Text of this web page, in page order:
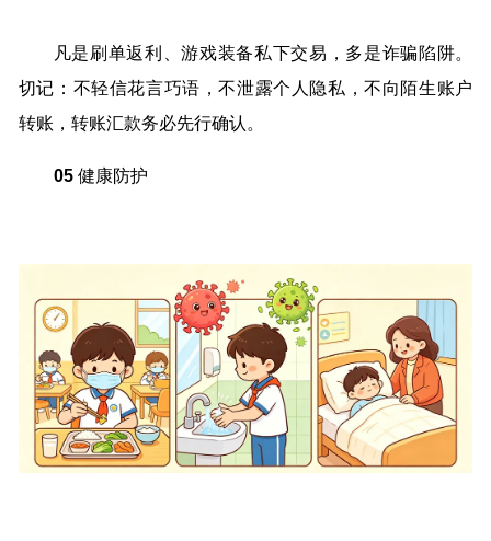
凡是刷单返利、游戏装备私下交易，多是诈骗陷阱。
切记：不轻信花言巧语，不泄露个人隐私，不向陌生账户
转账，转账汇款务必先行确认。
05 健康防护